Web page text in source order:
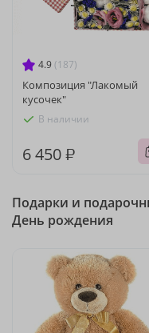
4.9 (187)
Композиция "Лакомый
кусочек"
В наличии
6 450 ₽
Подарки и
День рождения